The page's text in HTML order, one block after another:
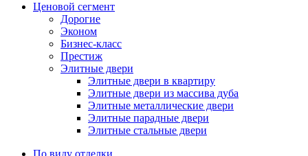
Ценовой сегмент
Дорогие
Эконом
Бизнес-класс
Престиж
Элитные двери
Элитные двери в квартиру
Элитные двери из массива дуба
Элитные металлические двери
Элитные парадные двери
Элитные стальные двери
По виду отделки